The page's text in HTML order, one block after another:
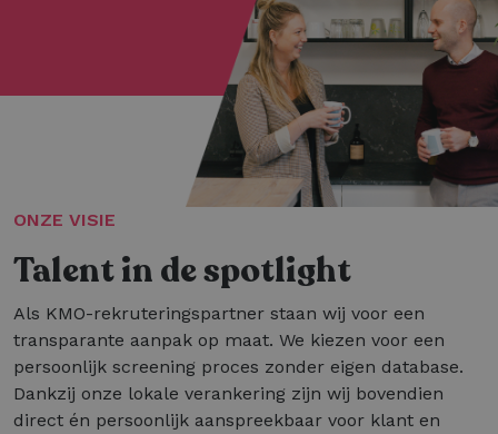
ONZE VISIE
Talent in de spotlight
Als KMO-rekruteringspartner staan wij voor een
transparante aanpak op maat. We kiezen voor een
persoonlijk screening proces zonder eigen database.
Dankzij onze lokale verankering zijn wij bovendien
direct én persoonlijk aanspreekbaar voor klant en